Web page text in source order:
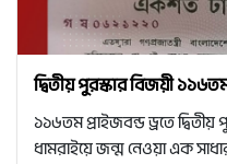
দ্বিতীয় পুরস্কার বিজয়ী
১১৬তম প্রাইজবন্ড ড্রতে
ধামরাইয়ে জন্ম নেওয়া এক